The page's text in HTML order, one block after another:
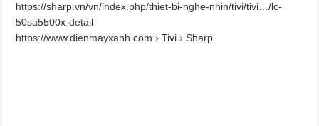
https://sharp.vn/vn/index.php/thiet-bi-nghe-nhin/tivi/tivi…/lc-
50sa5500x-detail
https://www.dienmayxanh.com › Tivi › Sharp